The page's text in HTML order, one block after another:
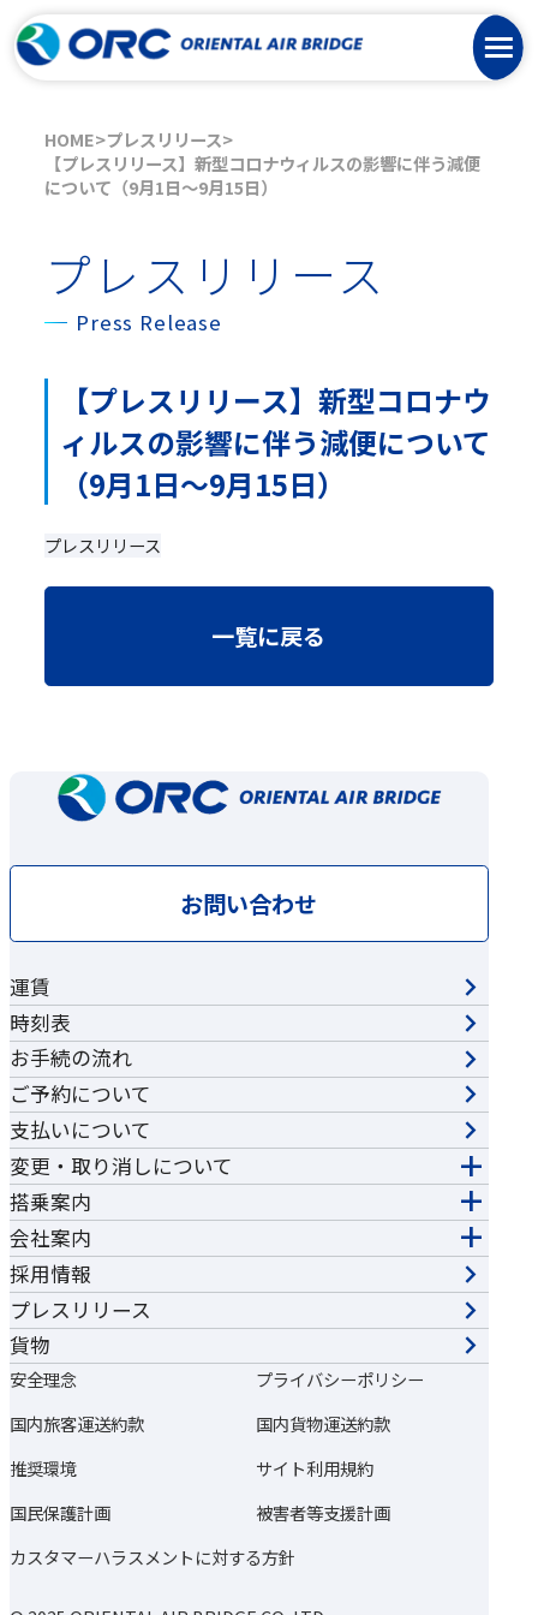
HOME プレスリリース
【プレスリリース】新型コロナウィルスの影響に伴う減便
について（9月1日～9月15日）
プレスリリース
Press Release
【プレスリリース】新型コロナウ
ィルスの影響に伴う減便について
（9月1日～9月15日）
プレスリリース
一覧に戻る
お問い合わせ
運賃
時刻表
お手続の流れ
ご予約について
支払いについて
変更・取り消しについて
搭乗案内
会社案内
採用情報
プレスリリース
貨物
安全理念
プライバシーポリシー
国内旅客運送約款
国内貨物運送約款
推奨環境
サイト利用規約
国民保護計画
被害者等支援計画
カスタマーハラスメントに対する方針